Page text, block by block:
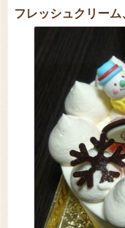
フレッシュクリー